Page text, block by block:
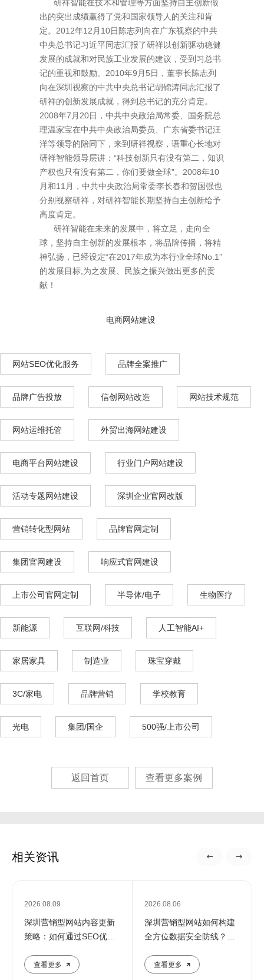
研祥智能在技术和管理等方面坚持自主创新做
出的突出成绩赢得了党和国家领导人的关注和肯
定。2012年12月10日陈志列向在广东视察的中共
中央总书记习近平同志汇报了研祥以创新驱动稳健
发展的成就和对民族工业发展的建议，受到习总书
记的重视和鼓励。2010年9月5日，董事长陈志列
向在深圳视察的中共中央总书记胡锦涛同志汇报了
研祥的创新发展成就，得到总书记的充分肯定。
2008年7月20日，中共中央政治局常委、国务院总
理温家宝在中共中央政治局委员、广东省委书记汪
洋等领导的陪同下，来到研祥视察，语重心长地对
研祥智能领导层讲：“科技创新只有没有第二，知识
产权也只有没有第二，你们要做全球”。2008年10
月和11月，中共中央政治局常委李长春和贺国强也
分别视察研祥，对研祥智能长期坚持自主创新给予
高度肯定。
研祥智能在未来的发展中，将立足，走向全
球，坚持自主创新的发展根本，将品牌传播，将精
神弘扬，已经设定“在2017年成为本行业全球No.1”
的发展目标,为之发展、民族之振兴做出更多的贡
献！
电商网站建设
网站SEO优化服务 品牌全案推广
品牌广告投放 信创网站改造 网站技术规范
网站运维托管 外贸出海网站建设
电商平台网站建设 行业门户网站建设
活动专题网站建设 深圳企业官网改版
营销转化型网站 品牌官网定制
集团官网建设 响应式官网建设
上市公司官网定制 半导体/电子 生物医疗
新能源 互联网/科技 人工智能AI+
家居家具 制造业 珠宝穿戴
3C/家电 品牌营销 学校教育
光电 集团/国企 500强/上市公司
返回首页 查看更多案例
相关资讯
2026.08.09
深圳营销型网站内容更新
策略：如何通过SEO优化
查看更多
2026.08.06
深圳营销型网站如何构建
全方位数据安全防线？专
查看更多